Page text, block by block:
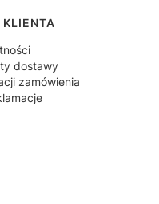
dostawy
zamówienia